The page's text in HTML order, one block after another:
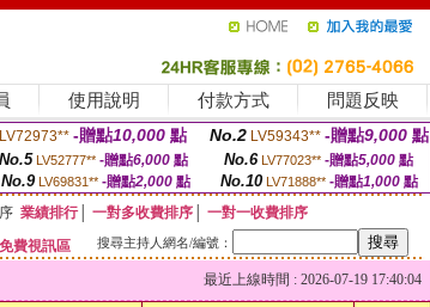
使用說明 付款方式 問題反映
LV72973** -贈點10,000 點 No.2 LV59343** -贈點9,000 點
No.5 LV52777** -贈點6,000點 No.6 LV77023** -贈點5,000點
No.9 LV69831** -贈點2,000點 No.10 LV71888** -贈點1,000 點
業績排行│ 一對多收費排序
一對一收費排序
免費視訊區 搜尋主持人網名/編號：
最近上線時間 : 2026-07-19 17:40:04